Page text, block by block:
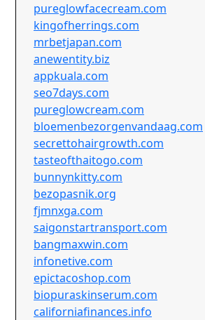
pureglowfacecream.com
kingofherrings.com
mrbetjapan.com
anewentity.biz
appkuala.com
seo7days.com
pureglowcream.com
bloemenbezorgenvandaag.com
secrettohairgrowth.com
tasteofthaitogo.com
bunnynkitty.com
bezopasnik.org
fjmnxga.com
saigonstartransport.com
bangmaxwin.com
infonetive.com
epictacoshop.com
biopuraskinserum.com
californiafinances.info